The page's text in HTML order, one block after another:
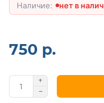
нет в
750 р.